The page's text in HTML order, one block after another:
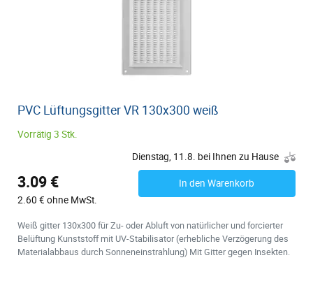
PVC Lüftungsgitter VR 130x300 weiß
Vorrätig 3 Stk.
Dienstag, 11.8. bei Ihnen zu Hause
3.09 €
2.60 € ohne MwSt.
In den Warenkorb
Weiß gitter 130x300 für Zu- oder Abluft von natürlicher und forcierter
Belüftung Kunststoff mit UV-Stabilisator (erhebliche Verzögerung des
Materialabbaus durch Sonneneinstrahlung) Mit Gitter gegen Insekten.